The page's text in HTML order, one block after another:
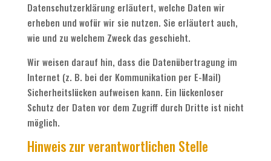
Datenschutzerklärung erläutert, welche Daten wir
erheben und wofür wir sie nutzen. Sie erläutert auch,
wie und zu welchem Zweck das geschieht.
Wir weisen darauf hin, dass die Datenübertragung im
Internet (z. B. bei der Kommunikation per E-Mail)
Sicherheitslücken aufweisen kann. Ein lückenloser
Schutz der Daten vor dem Zugriff durch Dritte ist nicht
möglich.
Hinweis zur verantwortlichen Stelle